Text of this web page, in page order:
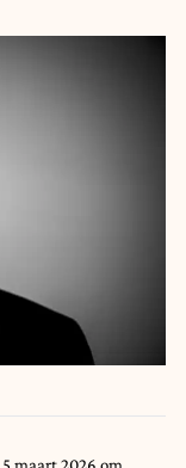
5 maart 2026 om